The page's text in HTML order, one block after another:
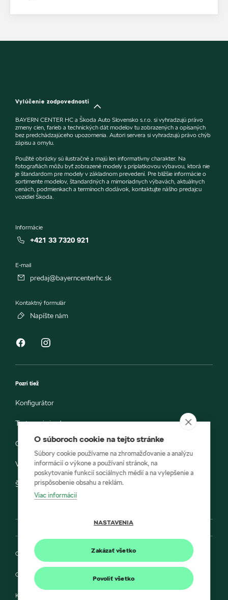
Vylúčenie zodpovednosti
BAYERN CENTER HC a Škoda Auto Slovensko s.r.o. si vyhradzujú právo
zmeny cien, farieb a technických dát modelov tu zobrazených a opísaných
bez predchádzajúceho upozornenia. Autori servera si vyhradzujú právo chýb
zápisu a omylu.
Použité obrázky sú ilustračné a majú len informatívny charakter. Na
fotografiách môžu byť zobrazené modely s príplatkovou výbavou, ktorá nie
je štandardom pre modely v základnom prevedení. Pre bližšie informácie o
sortimente modelov, štandardných a mimoriadnych výbavách, aktuálnych
cenách, podmienkach a termínoch dodávok, kontaktujte nášho predajcu
vozidiel Škoda.
Informácie
+421 33 7320 921
E-mail
predaj@bayerncenterhc.sk
Kontaktný formulár
Napíšte nám
Pozri tiež
Konfigurátor
Testovacia jazda
Objednávka do servisu
Vozidlá ihneď k odberu
Škoda E-shop
Ochrana osobných údajov
Cookies
Kontakt
O súboroch cookie na tejto stránke
Súbory cookie používame na zhromažďovanie a analýzu
informácií o výkone a používaní stránok, na
poskytovanie funkcií sociálnych médií a na vylepšenie a
prispôsobenie obsahu a reklám.
Viac informácií
NASTAVENIA
Zakázať všetko
Povoliť všetko